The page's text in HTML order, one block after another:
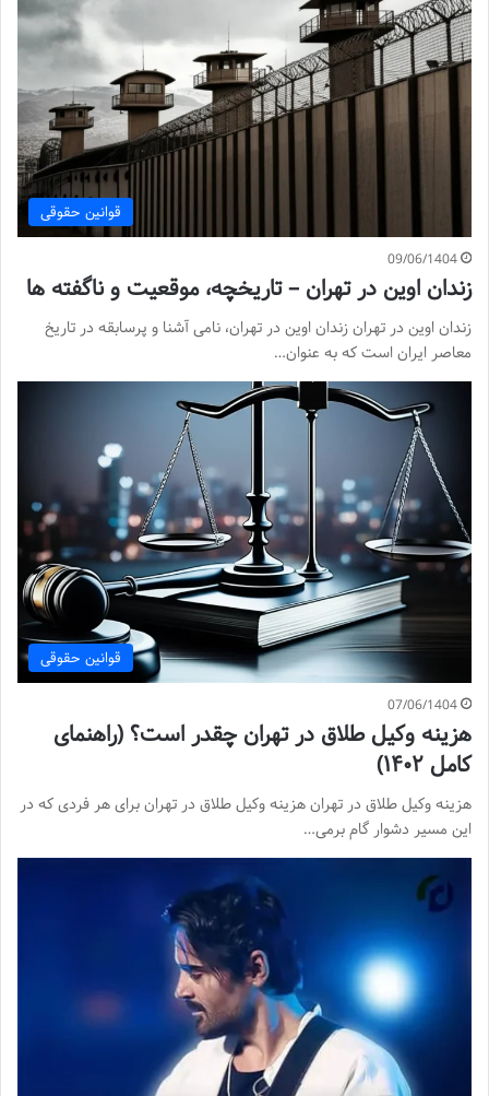
قوانین حقوقی
09/06/1404
زندان اوین در تهران – تاریخچه، موقعیت و ناگفته ها
زندان اوین در تهران زندان اوین در تهران، نامی آشنا و پرسابقه در تاریخ
معاصر ایران است که به عنوان…
قوانین حقوقی
07/06/1404
هزینه وکیل طلاق در تهران چقدر است؟ (راهنمای
کامل ۱۴۰۲)
هزینه وکیل طلاق در تهران هزینه وکیل طلاق در تهران برای هر فردی که در
این مسیر دشوار گام برمی…